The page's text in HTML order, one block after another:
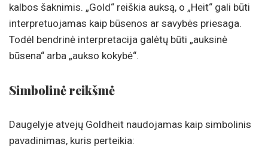
kalbos šaknimis. „Gold“ reiškia auksą, o „Heit“ gali būti
interpretuojamas kaip būsenos ar savybės priesaga.
Todėl bendrinė interpretacija galėtų būti „auksinė
būsena“ arba „aukso kokybė“.
Simbolinė reikšmė
Daugelyje atvejų Goldheit naudojamas kaip simbolinis
pavadinimas, kuris perteikia: